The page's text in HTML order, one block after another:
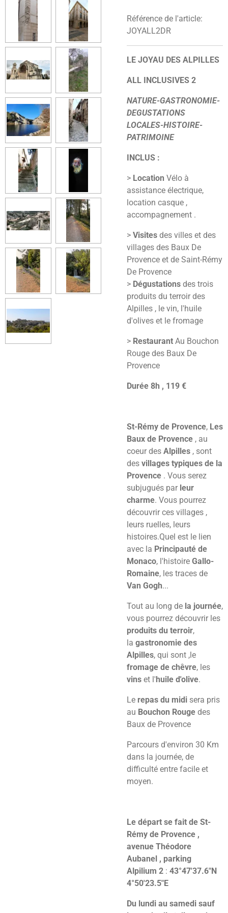
Référence de l'article:
JOYALL2DR
LE JOYAU DES ALPILLES
ALL INCLUSIVES 2
NATURE-GASTRONOMIE-
DEGUSTATIONS
LOCALES-HISTOIRE-
PATRIMOINE
INCLUS :
> Location Vélo à
assistance électrique,
location casque ,
accompagnement .
> Visites des villes et des
villages des Baux De
Provence et de Saint-Rémy
De Provence
> Dégustations des trois
produits du terroir des
Alpilles , le vin, l'huile
d'olives et le fromage
> Restaurant Au Bouchon
Rouge des Baux De
Provence
Durée 8h , 119 €
St-Rémy de Provence, Les
Baux de Provence , au
coeur des Alpilles , sont
des villages typiques de la
Provence . Vous serez
subjugués par leur
charme. Vous pourrez
découvrir ces villages ,
leurs ruelles, leurs
histoires.Quel est le lien
avec la Principauté de
Monaco, l'histoire Gallo-
Romaine, les traces de
Van Gogh...
Tout au long de la journée,
vous pourrez découvrir les
produits du terroir,
la gastronomie des
Alpilles, qui sont ,le
fromage de chêvre, les
vins et l'huile d'olive.
Le repas du midi sera pris
au Bouchon Rouge des
Baux de Provence
Parcours d'environ 30 Km
dans la journée, de
difficulté entre facile et
moyen.
Le départ se fait de St-
Rémy de Provence ,
avenue Théodore
Aubanel , parking
Alpilium 2 : 43°47'37.6"N
4°50'23.5"E
Du lundi au samedi sauf